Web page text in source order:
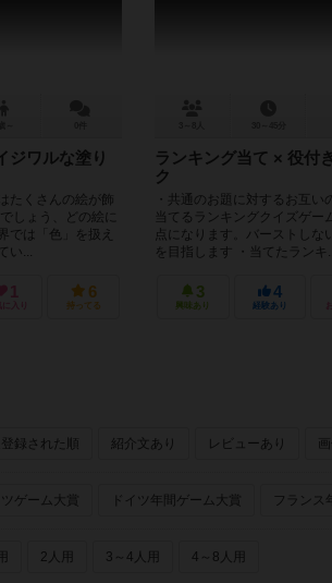
ジワルな塗り
たくさんの絵が飾
しょう、どの絵に
では「色」を扱え
い...
1
に入り
6
持ってる
ランキング当て × 役付
ク
・共通のお題に対するお互い
当てるランキングクイズゲー
点になります。バーストしな
を目指します ・当てたランキ
3
興味あり
4
経験あり
登録された順 紹介文あり レビューあり
ツゲーム大賞 ドイツ年間ゲーム大賞 フランス
2人用 3～4人用 4～8人用